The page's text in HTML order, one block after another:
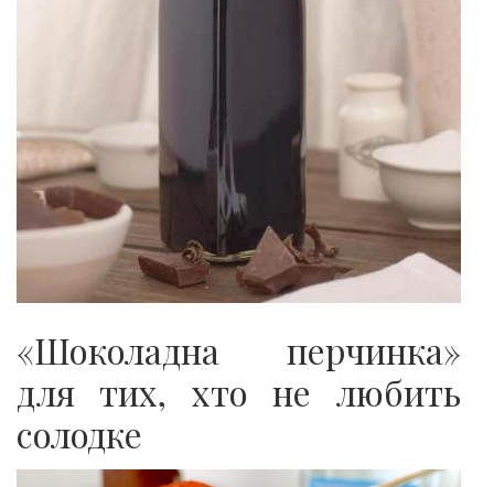
«Шоколадна перчинка»
для тих, хто не любить
солодке